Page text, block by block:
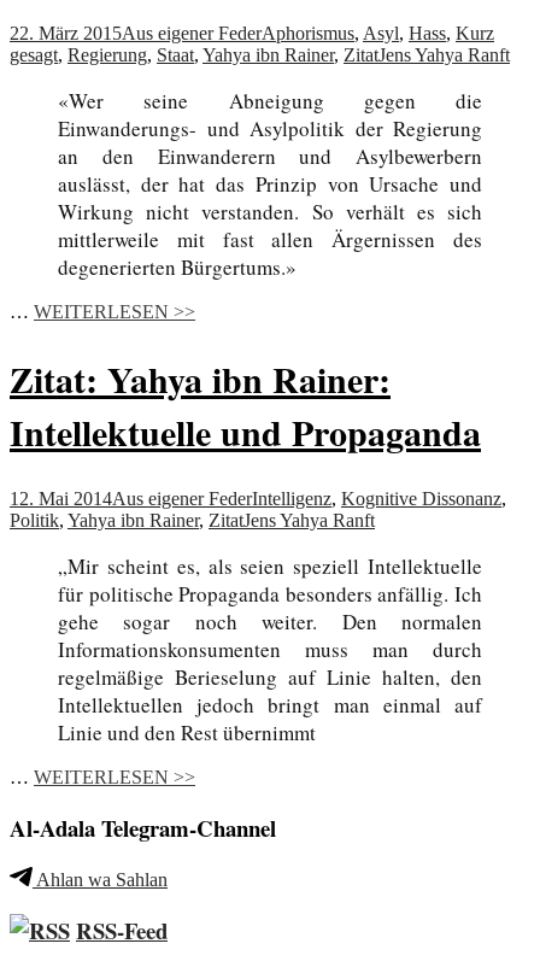
22. März 2015Aus eigener FederAphorismus, Asyl, Hass, Kurz
gesagt, Regierung, Staat, Yahya ibn Rainer, ZitatJens Yahya Ranft
«Wer seine Abneigung gegen die
Einwanderungs- und Asylpolitik der Regierung
an den Einwanderern und Asylbewerbern
auslässt, der hat das Prinzip von Ursache und
Wirkung nicht verstanden. So verhält es sich
mittlerweile mit fast allen Ärgernissen des
degenerierten Bürgertums.»
… WEITERLESEN >>
Zitat: Yahya ibn Rainer:
Intellektuelle und Propaganda
12. Mai 2014Aus eigener FederIntelligenz, Kognitive Dissonanz,
Politik, Yahya ibn Rainer, ZitatJens Yahya Ranft
„Mir scheint es, als seien speziell Intellektuelle
für politische Propaganda besonders anfällig. Ich
gehe sogar noch weiter. Den normalen
Informationskonsumenten muss man durch
regelmäßige Berieselung auf Linie halten, den
Intellektuellen jedoch bringt man einmal auf
Linie und den Rest übernimmt
… WEITERLESEN >>
Al-Adala Telegram-Channel
Ahlan wa Sahlan
RSS-Feed